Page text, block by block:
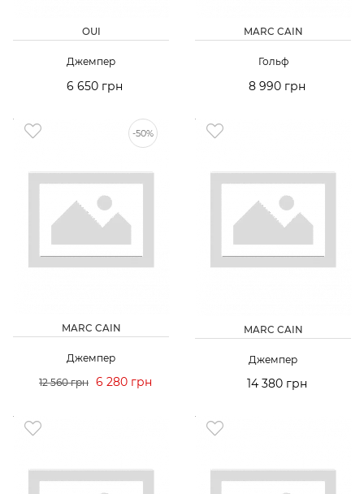
OUI
Джемпер
6 650 грн
MARC CAIN
Гольф
8 990 грн
-50%
MARC CAIN
Джемпер
12 560 грн 6 280 грн
MARC CAIN
Джемпер
14 380 грн